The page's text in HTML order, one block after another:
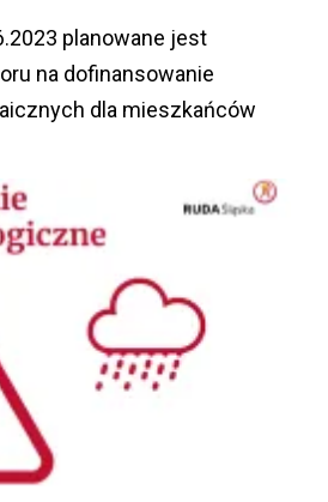
planowane jest
na dofinansowanie
dla mieszkańców